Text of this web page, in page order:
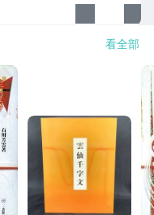
看全部